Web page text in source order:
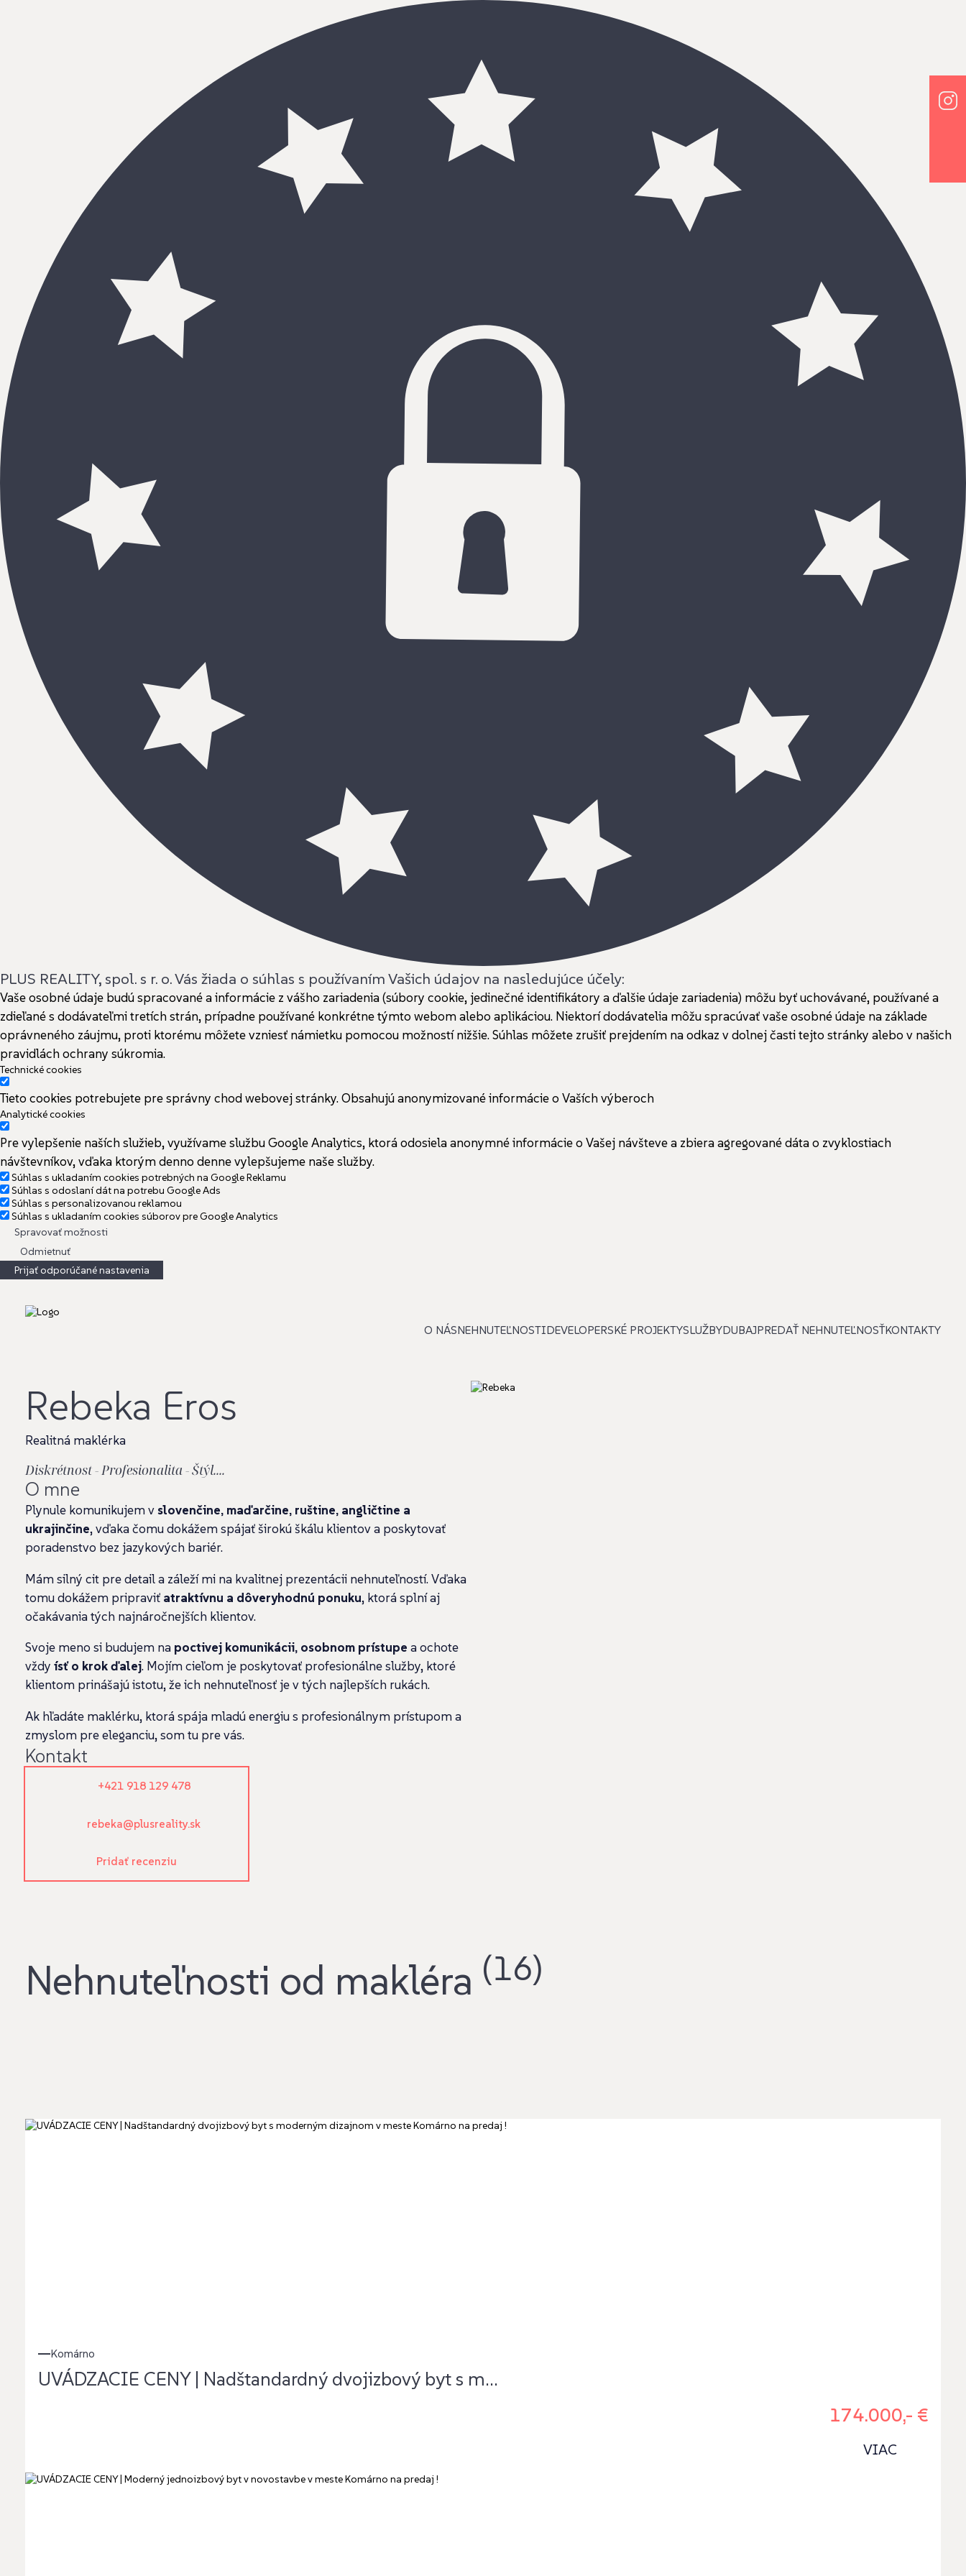
PLUS REALITY, spol. s r. o. Vás žiada o súhlas s používaním Vašich údajov na nasledujúce účely:
Vaše osobné údaje budú spracované a informácie z vášho zariadenia (súbory cookie, jedinečné identifikátory a ďalšie údaje zariadenia) môžu byť uchovávané, používané a
zdieľané s dodávateľmi tretích strán, prípadne používané konkrétne týmto webom alebo aplikáciou. Niektorí dodávatelia môžu spracúvať vaše osobné údaje na základe
oprávneného záujmu, proti ktorému môžete vzniesť námietku pomocou možností nižšie. Súhlas môžete zrušiť prejdením na odkaz v dolnej časti tejto stránky alebo v našich
pravidlách ochrany súkromia.
Technické cookies
Tieto cookies potrebujete pre správny chod webovej stránky. Obsahujú anonymizované informácie o Vaších výberoch
Analytické cookies
Pre vylepšenie naších služieb, využívame službu Google Analytics, ktorá odosiela anonymné informácie o Vašej návšteve a zbiera agregované dáta o zvyklostiach
návštevníkov, vďaka ktorým denno denne vylepšujeme naše služby.
Súhlas s ukladaním cookies potrebných na Google Reklamu
Súhlas s odoslaní dát na potrebu Google Ads
Súhlas s personalizovanou reklamou
Súhlas s ukladaním cookies súborov pre Google Analytics
Spravovať možnosti
Odmietnuť
Prijať odporúčané nastavenia
O NÁSNEHNUTEĽNOSTIDEVELOPERSKÉ PROJEKTYSLUŽBYDUBAJPREDAŤ NEHNUTEĽNOSŤKONTAKTY
Rebeka Eros
Realitná maklérka
Diskrétnost - Profesionalita - Štýl....
O mne
Plynule komunikujem vslovenčine, maďarčine, ruštine, angličtine a
ukrajinčine, vďaka čomu dokážem spájať širokú škálu klientov a poskytovať
poradenstvo bez jazykových bariér.
Mámsilný cit pre detaila záleží mi na kvalitnej prezentácii nehnuteľností. Vďaka
tomu dokážem pripraviť atraktívnu a dôveryhodnú ponuku, ktorá splní aj
očakávania tých najnáročnejších klientov.
Svoje meno si budujem na poctivej komunikácii, osobnom prístupe a ochote
vždy ísť o krok ďalej. Mojím cieľom je poskytovať profesionálne služby, ktoré
klientom prinášajú istotu, že ich nehnuteľnosť je v tých najlepších rukách.
Ak hľadáte maklérku, ktorá spája mladú energiu s profesionálnym prístupom a
zmyslom pre eleganciu, som tu pre vás.
Kontakt
+421 918 129 478
rebeka@plusreality.sk
Pridať recenziu
Nehnuteľnosti od makléra (16)
Komárno
UVÁDZACIE CENY | Nadštandardný dvojizbový byt s m...
174.000,- €
VIAC